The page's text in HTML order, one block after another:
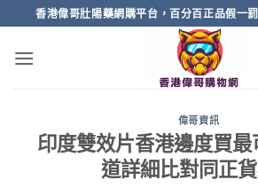
to
content
香港偉哥壯陽藥網購平台，百分百正品假一
偉哥資訊
印度雙效片香港邊度買
道詳細比對同正